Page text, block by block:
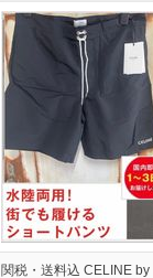
関税・送料込 CELINE